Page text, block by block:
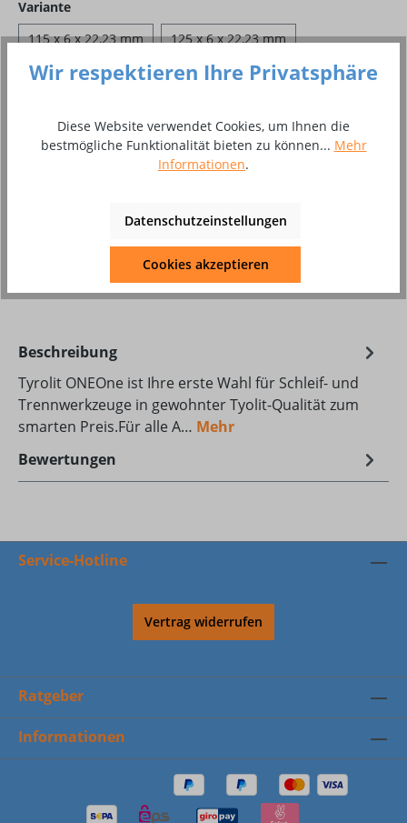
Varianteauswählen
115 x 6 x 22,23 mm
125 x 6 x 22,23 mm
150 x 6 x 22,23 mm 178 x 6 x 22,23 mm
Produkt Anzahl: Gib den gewünschten
In den Warenkorb
Beschreibung
Tyrolit ONEOne ist Ihre erste Wahl für Schleif- und
Trennwerkzeuge in gewohnter Tyolit-Qualität zum
smarten Preis.Für alle A… Mehr
Bewertungen
Service-Hotline
Vertrag widerrufen
Ratgeber
Informationen
Wir respektieren Ihre Privatsphäre
Diese Website verwendet Cookies, um Ihnen die
bestmögliche Funktionalität bieten zu können... Mehr
Informationen.
Datenschutzeinstellungen
Cookies akzeptieren